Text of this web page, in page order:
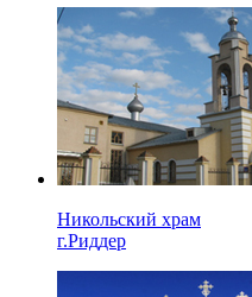
Никольский храм
г.Риддер